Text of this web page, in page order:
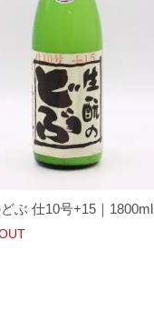
ぶ 仕10号+15｜1800ml